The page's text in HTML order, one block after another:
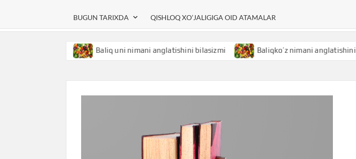
BUGUN TARIXDA QISHLOQ XO’JALIGIGA OID ATAMALAR
Baliq uni nimani anglatishini bilasizmi Baliqko’z nimani anglatishini bilasizmi